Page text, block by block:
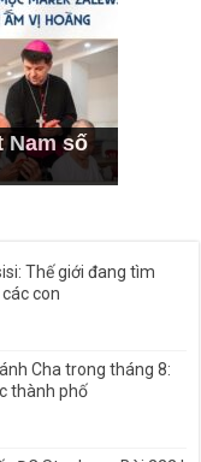
Nam số
Thế giới đang tìm
con
Cha trong tháng 8:
thành phố